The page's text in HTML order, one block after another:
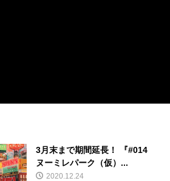
3月末まで期間延長！ 『#014
ヌーミレパーク（仮）...
2020.12.24